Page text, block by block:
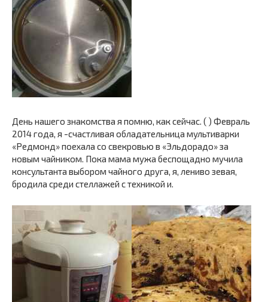
День нашего знакомства я помню, как сейчас. ( ) Февраль
2014 года, я -счастливая обладательница мультиварки
«Редмонд» поехала со свекровью в «Эльдорадо» за
новым чайником. Пока мама мужа беспощадно мучила
консультанта выбором чайного друга, я, лениво зевая,
бродила среди стеллажей с техникой и.